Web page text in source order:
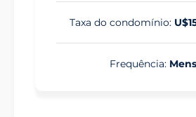
Taxa do condomínio:
Frequência: